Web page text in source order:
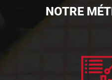
NOTRE